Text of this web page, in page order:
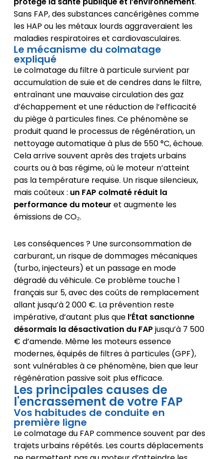
Sans FAP, des substances cancérigènes comme
les HAP ou les métaux lourds aggraveraient les
maladies respiratoires et cardiovasculaires.
Le mécanisme du colmatage
expliqué
Le colmatage du filtre à particule survient par
accumulation de suie et de cendres dans le filtre,
entraînant une mauvaise circulation des gaz
d’échappement et une réduction de l’efficacité
du piège à particules fines. Ce phénomène se
produit quand le processus de régénération, un
nettoyage automatique à plus de 550 °C, échoue.
Cela arrive souvent après des trajets urbains
courts ou à bas régime, où le moteur n’atteint
pas la température requise. Un risque silencieux,
mais coûteux : un FAP colmaté réduit la
performance du moteur et augmente les
émissions de CO₂.
Les conséquences ? Une surconsommation de
carburant, un risque de dommages mécaniques
(turbo, injecteurs) et un passage en mode
dégradé du véhicule. Ce problème touche 1
français sur 5, avec des coûts de remplacement
allant jusqu’à 2 000 €. La prévention reste
impérative, d’autant plus que l’État sanctionne
désormais la désactivation du FAP jusqu’à 7 500
€ d’amende. Même les moteurs essence
modernes, équipés de filtres à particules (GPF),
sont vulnérables à ce phénomène, bien que leur
régénération passive soit plus efficace.
Les principales causes de
l'encrassement de votre FAP
Vos habitudes de conduite en
première ligne
Le colmatage du FAP commence souvent par des
trajets urbains répétés. Les courts déplacements